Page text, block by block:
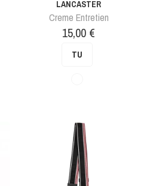
LANCASTER
Creme Entretien
Prix
15,00 €
TU